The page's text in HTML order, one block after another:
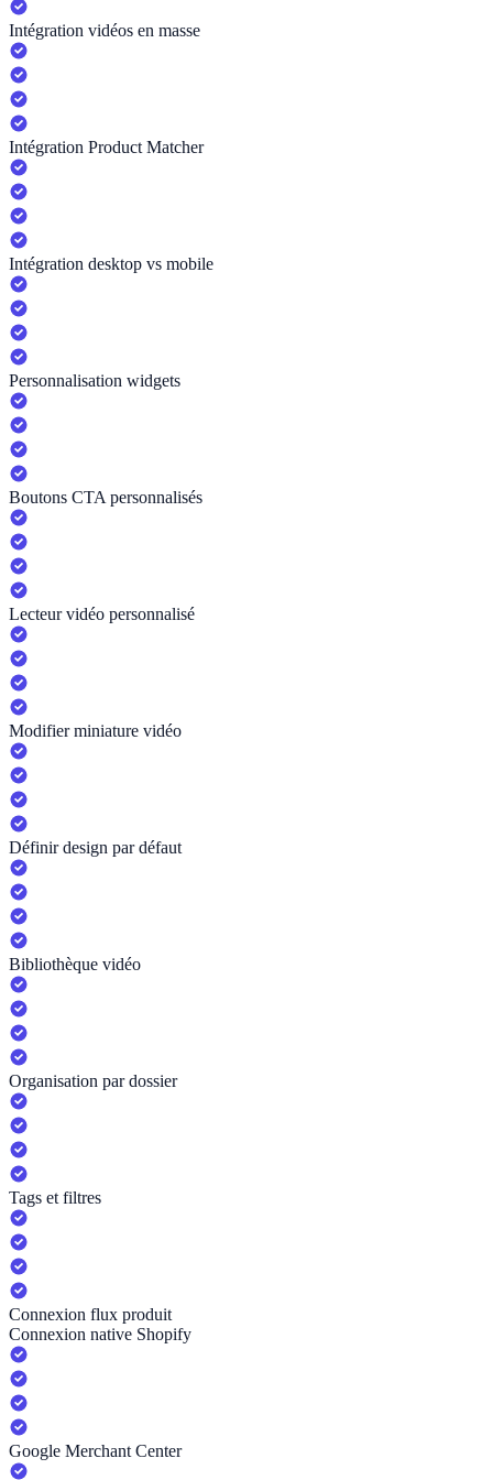
Intégration vidéos en masse
Intégration Product Matcher
Intégration desktop vs mobile
Personnalisation widgets
Boutons CTA personnalisés
Lecteur vidéo personnalisé
Modifier miniature vidéo
Définir design par défaut
Bibliothèque vidéo
Organisation par dossier
Tags et filtres
Connexion flux produit
Connexion native Shopify
Google Merchant Center